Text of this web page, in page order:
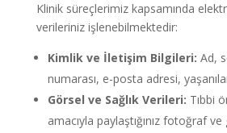
Klinik süreçlerimiz kapsamında
verileriniz işlenebilmektedir:
Kimlik ve İletişim Bilgileri: Ad,
numarası, e-posta adresi,
Görsel ve Sağlık Verileri: Tıbbi
amacıyla paylaştığınız fotoğraf